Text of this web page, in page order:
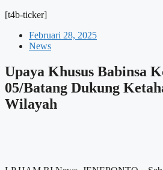
[t4b-ticker]
Februari 28, 2025
News
Upaya Khusus Babinsa
05/Batang Dukung
Wilayah